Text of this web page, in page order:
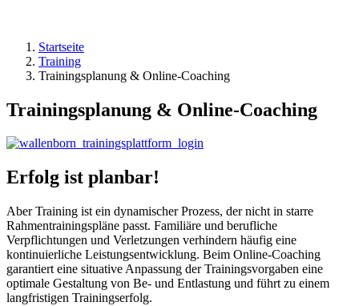
Startseite
Training
Trainingsplanung & Online-Coaching
Trainingsplanung & Online-Coaching
Erfolg ist planbar!
Aber Training ist ein dynamischer Prozess, der nicht in starre
Rahmentrainingspläne passt. Familiäre und berufliche
Verpflichtungen und Verletzungen verhindern häufig eine
kontinuierliche Leistungsentwicklung. Beim Online-Coaching
garantiert eine situative Anpassung der Trainingsvorgaben eine
optimale Gestaltung von Be- und Entlastung und führt zu einem
langfristigen Trainingserfolg.